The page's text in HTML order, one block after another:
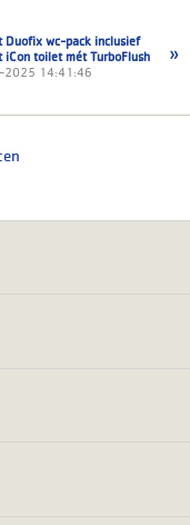
Duofix wc-pack inclusief
iCon toilet mét TurboFlush
14:41:46